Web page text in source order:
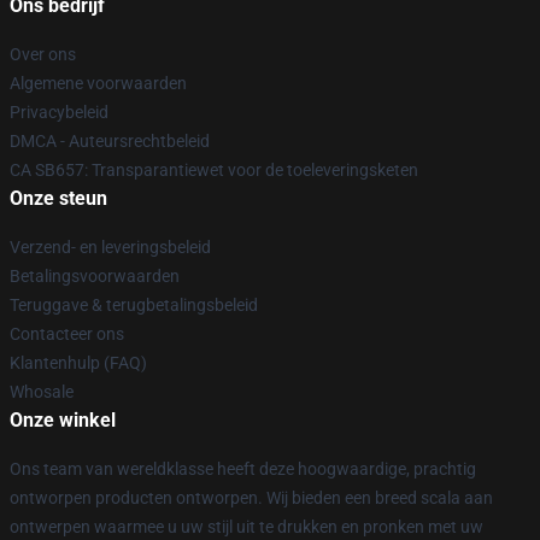
Ons bedrijf
Over ons
Algemene voorwaarden
Privacybeleid
DMCA - Auteursrechtbeleid
CA SB657: Transparantiewet voor de toeleveringsketen
Onze steun
Verzend- en leveringsbeleid
Betalingsvoorwaarden
Teruggave & terugbetalingsbeleid
Contacteer ons
Klantenhulp (FAQ)
Whosale
Onze winkel
Ons team van wereldklasse heeft deze hoogwaardige, prachtig
ontworpen producten ontworpen. Wij bieden een breed scala aan
ontwerpen waarmee u uw stijl uit te drukken en pronken met uw